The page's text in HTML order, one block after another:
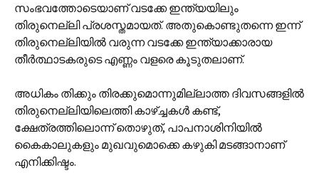
സംഭവത്തോടെയാണ് വടക്കേ ഇന്ത്യയിലും
തിരുനെല്ലി പ്രശസ്തമായത്. അതുകൊണ്ടുതന്നെ ഇന്ന്
തിരുനെല്ലിയില്‍ വരുന്ന വടക്കേ ഇന്ത്യാക്കാരായ
തീര്‍ത്ഥാടകരുടെ എണ്ണം വളരെ കൂടുതലാണ്.
അധികം തിക്കും തിരക്കുമൊന്നുമില്ലാത്ത ദിവസങ്ങളില്‍
തിരുനെല്ലിയിലെത്തി കാഴ്ച്ചകള്‍ കണ്ട്,
ക്ഷേത്രത്തിലൊന്ന് തൊഴുത്, പാപനാശിനിയില്‍
കൈകാലുകളും മുഖവുമൊക്കെ കഴുകി മടങ്ങാനാണ്
എനിക്കിഷ്ടം.